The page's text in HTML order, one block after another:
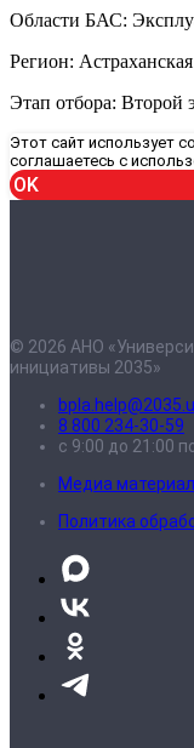
Области БАС:
Регион:
Этап отбора: Второй
Этот сайт использует
соглашаетесь с
OK
© 2026 АНО
инициативы 2035»
8 800 234-30-59
с 9:00 до 21:00
Медиа
Политика